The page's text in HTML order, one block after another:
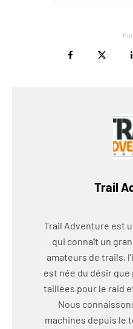
Trail
Trail Adventure est
qui connaît un
amateurs de trails,
est née du désir
taillées pour le raid
Nous
machines depuis le